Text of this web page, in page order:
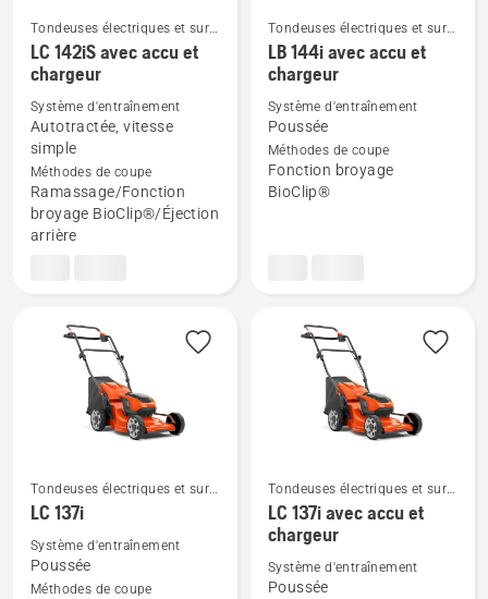
Voir
plus
de
détails
sur
LC 142iS
avec
Tondeuses électriques et sur
accu
LC 142iS avec accu et
chargeur
Système d'entraînement
Autotractée, vitesse
simple
Méthodes de coupe
Ramassage/Fonction
broyage BioClip®/Éjection
arrière
Voir
plus
de
détails
sur
Tondeuses électriques et sur
accu
LB 144i avec accu et
chargeur
Système d'entraînement
Poussée
Méthodes de coupe
Fonction broyage
BioClip®
plus
de
Tondeuses électriques et sur
accu
LC 137i
Système d'entraînement
Poussée
Méthodes de coupe
Voir
plus
de
Tondeuses électriques et sur
accu
LC 137i avec accu et
chargeur
Système d'entraînement
Poussée